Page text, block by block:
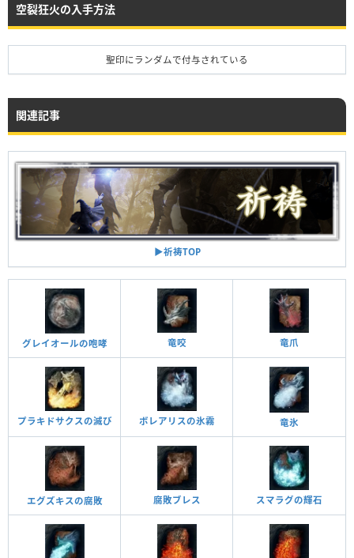
空裂狂火の入手方法
聖印にランダムで付与されている
関連記事
▶︎祈祷TOP
グレイオールの咆哮 竜咬 竜爪
プラキドサクスの滅び ボレアリスの氷霧 竜氷
エグズキスの腐敗 腐敗ブレス スマラグの輝石